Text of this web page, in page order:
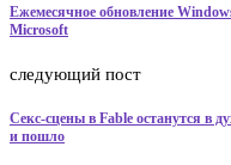
Ежемесячное обновление
Microsoft
следующий пост
Секс-сцены в Fable останутся в
и пошло